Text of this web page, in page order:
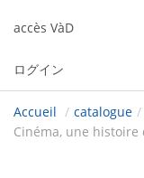
accès VàD
ログイン
Accueil / catalogue /
Cinéma, une histoire